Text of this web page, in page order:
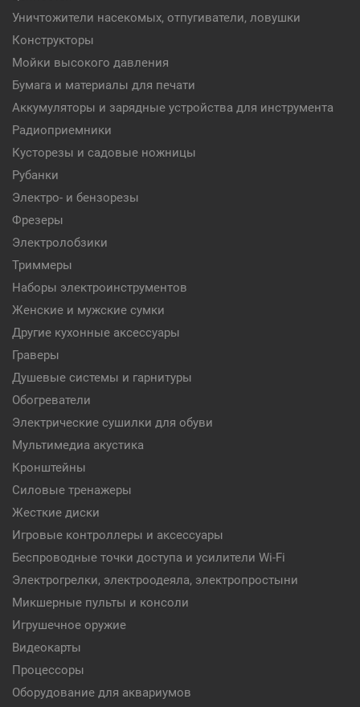
Уничтожители насекомых, отпугиватели, ловушки
Конструкторы
Мойки высокого давления
Бумага и материалы для печати
Аккумуляторы и зарядные устройства для инструмента
Радиоприемники
Кусторезы и садовые ножницы
Рубанки
Электро- и бензорезы
Фрезеры
Электролобзики
Триммеры
Наборы электроинструментов
Женские и мужские сумки
Другие кухонные аксессуары
Граверы
Душевые системы и гарнитуры
Обогреватели
Электрические сушилки для обуви
Мультимедиа акустика
Кронштейны
Силовые тренажеры
Жесткие диски
Игровые контроллеры и аксессуары
Беспроводные точки доступа и усилители Wi-Fi
Электрогрелки, электроодеяла, электропростыни
Микшерные пульты и консоли
Игрушечное оружие
Видеокарты
Процессоры
Оборудование для аквариумов